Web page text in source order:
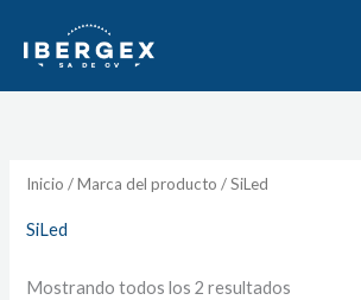
Inicio / Marca del producto / SiLed
SiLed
Mostrando todos los 2 resultados